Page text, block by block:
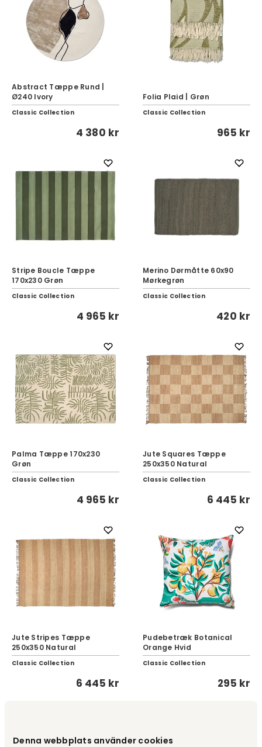
Denna webbplats använder cookies
Abstract Tæppe Rund |
Ø240 Ivory
Classic Collection
4 380 kr
Folia Plaid | Grøn
Classic Collection
965 kr
Stripe Boucle Tæppe
170x230 Grøn
Classic Collection
4 965 kr
Merino Dørmåtte 60x90
Mørkegrøn
Classic Collection
420 kr
Palma Tæppe 170x230
Grøn
Classic Collection
4 965 kr
Jute Squares Tæppe
250x350 Natural
Classic Collection
6 445 kr
Jute Stripes Tæppe
250x350 Natural
Classic Collection
6 445 kr
Pudebetræk Botanical
Orange Hvid
Classic Collection
295 kr